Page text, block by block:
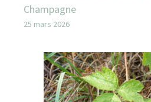
Champagne
25 mars 2026